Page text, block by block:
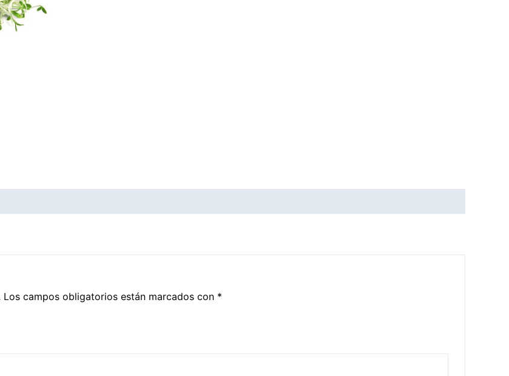
Los campos obligatorios están marcados con *